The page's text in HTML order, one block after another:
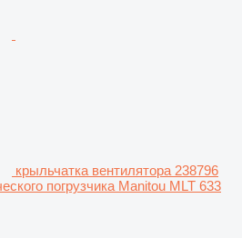
крыльчатка вентилятора 238796
погрузчика Manitou MLT 633